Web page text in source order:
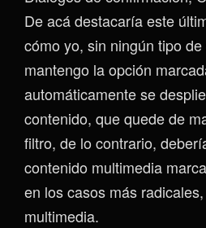
De acá destacaría este
cómo yo, sin ningún tipo
mantengo la opción
automáticamente se
contenido, que quede de
filtro, de lo contrario,
contenido multimedia
en los casos más
multimedia.